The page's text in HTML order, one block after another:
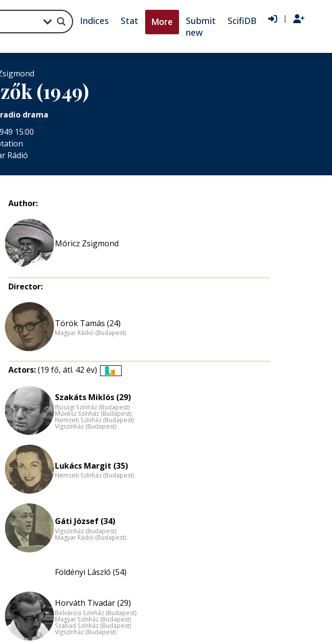
Indices Stat More
Submit
new
ScifiDB |
(1949)
drama
15:00
Rádió
Author:
Móricz Zsigmond
Director:
Török Tamás (24)
Magyar Rádió (Budapest)
Actors:(19 fő, átl. 42 év)
eloszlás
nagyítása
Szakáts Miklós (29)
Ifjúsági Színház (Budapest)
Művész Színház (Budapest)
Nemzeti Színház (Budapest)
Vígszínház (Budapest)
Lukács Margit (35)
Nemzeti Színház (Budapest)
Gáti József (34)
Vígszínház (Budapest)
Magyar Rádió (Budapest)
Földényi László (54)
Horváth Tivadar (29)
Belvárosi Színház (Budapest)
Magyar Színház (Budapest)
Szabad Színház (Budapest)
Vígszínház (Budapest)